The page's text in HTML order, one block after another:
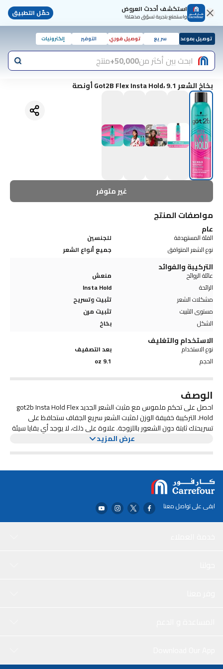
استكشف أحدث العروض
واستمتع بتجربة تسوّق مذهلة! حمّل التطبيق
توصيل بموعد سريع توصيل فوري التوفير إلكترونيات
ابحث بين أكثر من50,000+ منتج
بخاخ الشعر Got2B Flex Insta Hold، 9.1 أونصة
غير متوفر
مواصفات المنتج
عام
الفئة المستهدفة
للجنسين
نوع الشعر المتوافق
جميع أنواع الشعر
التركيبة والفوائد
عائلة الروائح
منعش
الرائحة
Insta Hold
مشكلات الشعر
تثبيت وتسريح
مستوى التثبيت
تثبيت مرن
الشكل
بخاخ
الاستخدام والتغليف
نوع الاستخدام
بعد التصفيف
الحجم
9.1 oz
الوصف
احصل على تحكم ملموس مع مثبت الشعر الجديد got2b Insta Hold Flex
Hold. التركيبة خفيفة الوزن لمثبت الشعر سريع الجفاف ستحافظ على
تسريحتك ثابتة دون الشعور باللزوجة. علاوة على ذلك، لا يوجد أي بقايا سيئة
أو لزجة. تم تركيبه بشكل جميل بدون بارابين أو كبريتات، وهو آمن على اللون
لتثبيت تسريحتك. اشطف الفوهة تحت الماء الدافئ في حالة حدوث انسداد.
عبر عن أسلوبك كل يوم، مع مثبت الشعر got2b Insta Hold Flex Hold!
عرض المزيد
ابقى على تواصل معنا